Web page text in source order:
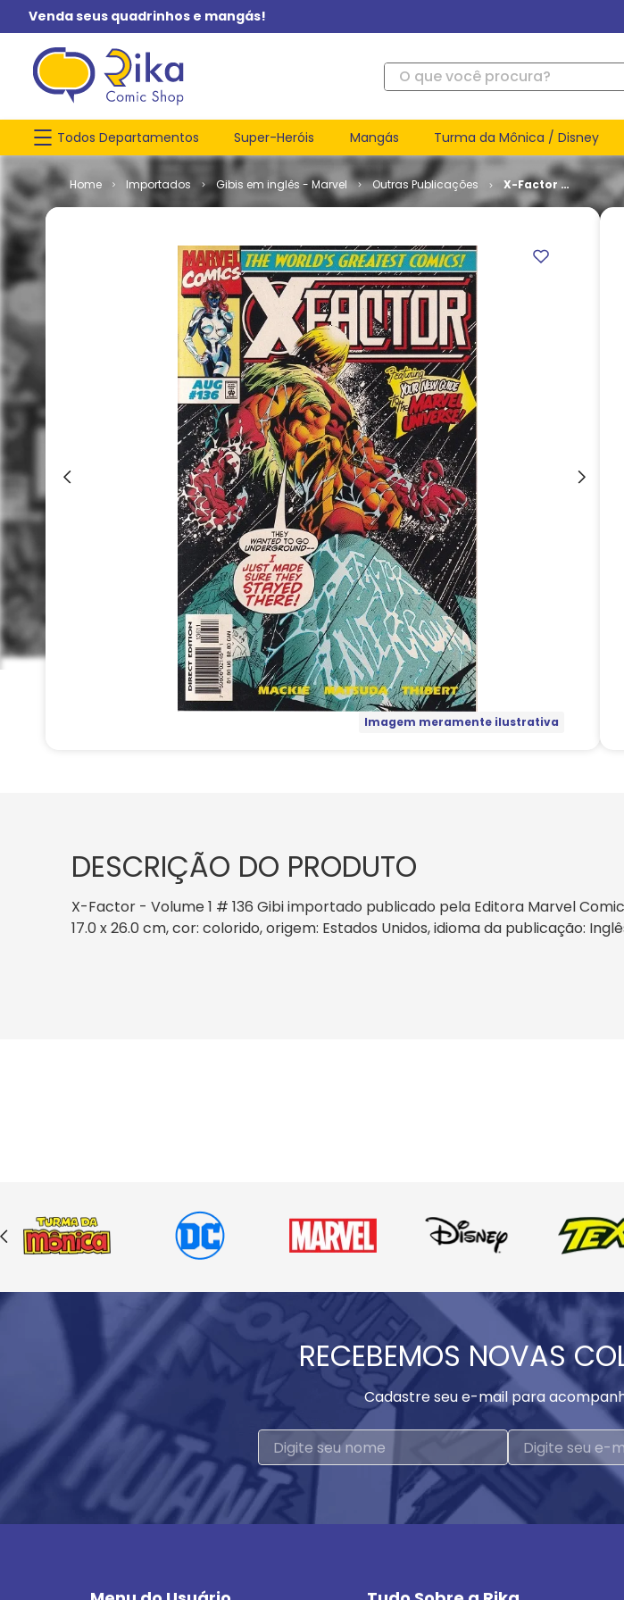
Venda seus quadrinhos e mangás!
O que você procura?
Todos Departamentos Super-Heróis Mangás Turma da Mônica / Disney
Importados Gibis em inglês - Marvel Outras Publicações
X-Factor -
Volume 1 #
Imagem meramente ilustrativa
DESCRIÇÃO DO PRODUTO
X-Factor - Volume 1 # 136 Gibi importado publicado pela Editora Marvel
17.0 x 26.0 cm, cor: colorido, origem: Estados Unidos, idioma da publicação:
RECEBEMOS NOVAS
Cadastre seu e-mail para